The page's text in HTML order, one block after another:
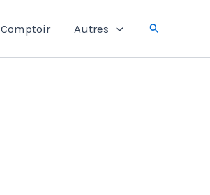
Comptoir Autres Rechercher